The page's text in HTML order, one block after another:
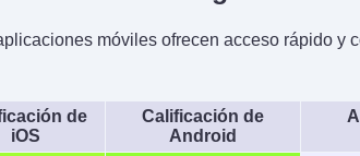
móviles ofrecen acceso rápido y
de
iOS
Calificación de
Android